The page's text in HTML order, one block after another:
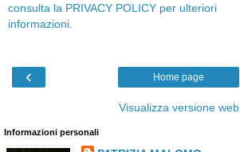
consulta la PRIVACY POLICY per ulteriori
informazioni.
‹ Home page
Visualizza versione web
Informazioni personali